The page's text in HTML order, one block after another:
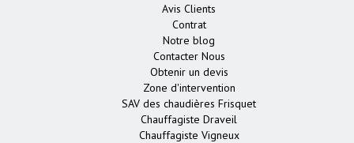
Avis Clients
Contrat
Notre blog
Contacter Nous
Obtenir un devis
Zone d'intervention
SAV des chaudières Frisquet
Chauffagiste Draveil
Chauffagiste Vigneux